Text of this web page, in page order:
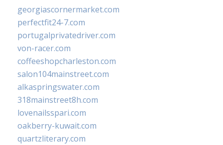
georgiascornermarket.com
perfectfit24-7.com
portugalprivatedriver.com
von-racer.com
coffeeshopcharleston.com
salon104mainstreet.com
alkaspringswater.com
318mainstreet8h.com
lovenailsspari.com
oakberry-kuwait.com
quartzliterary.com